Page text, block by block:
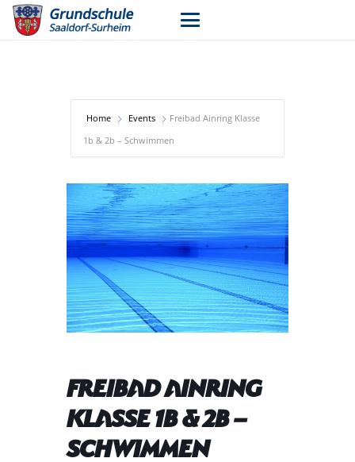
Home Events
Freibad Ainring Klasse
1b & 2b – Schwimmen
Freibad Ainring
Klasse 1b & 2b –
Schwimmen